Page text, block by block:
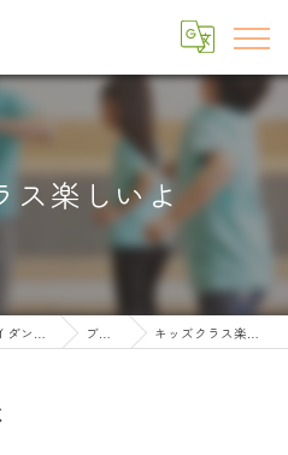
ス楽しいよ
仙台市のダンススクールならマイダンスショップ ブログ キッズクラス楽しいよ